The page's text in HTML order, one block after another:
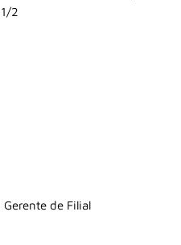
2
Gerente de Filial